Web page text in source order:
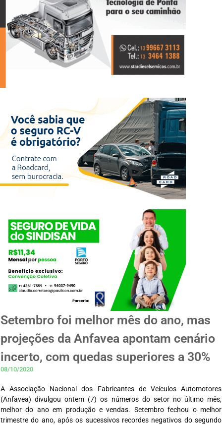
Setembro foi melhor mês do ano, mas
projeções da Anfavea apontam cenário
incerto, com quedas superiores a 30%
08/10/2020
A Associação Nacional dos Fabricantes de Veículos Automotores
(Anfavea) divulgou ontem (7) os números do setor no último mês,
melhor do ano em produção e vendas. Setembro fechou o melhor
trimestre do ano, após os sucessivos recordes negativos do segundo